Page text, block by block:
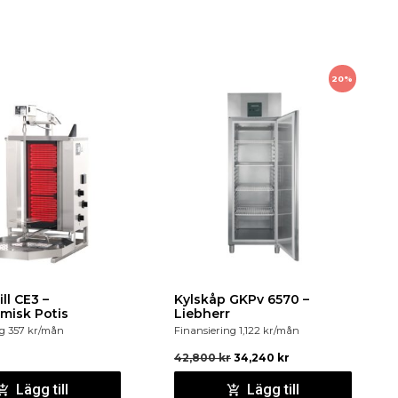
CE3 –
Potis
357 kr/mån
Lägg till
20%
Kylskåp GKPv 6570 –
Liebherr
Finansiering 1,122 kr/mån
42,800kr 34,240 kr
Lägg till